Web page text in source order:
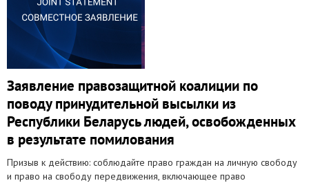
Заявление правозащитной коалиции по
поводу принудительной высылки из
Республики Беларусь людей, освобожденных
в результате помилования
Призыв к действию: соблюдайте право граждан на личную свободу
и право на свободу передвижения, включающее право